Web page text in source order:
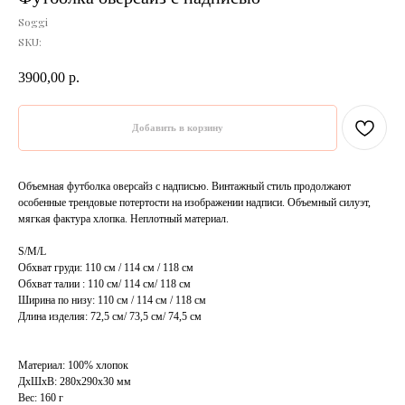
Soggi
SKU:
3900,00 р.
Добавить в корзину
Объемная футболка оверсайз с надписью. Винтажный стиль продолжают
особенные трендовые потертости на изображении надписи. Объемный силуэт,
мягкая фактура хлопка. Неплотный материал.
S/M/L
Обхват груди: 110 см / 114 см / 118 см
Обхват талии : 110 см/ 114 см/ 118 см
Ширина по низу: 110 см / 114 см / 118 см
Длина изделия: 72,5 см/ 73,5 см/ 74,5 см
Материал: 100% хлопок
ДxШxВ: 280x290x30 мм
Вес: 160 г